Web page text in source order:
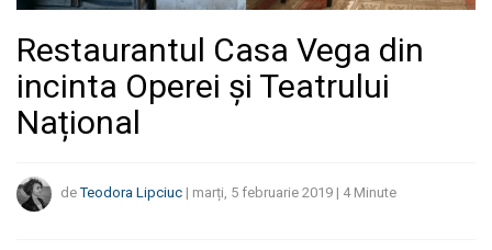
Restaurantul Casa Vega din
incinta Operei și Teatrului
Național
deTeodora Lipciuc | marți, 5 februarie 2019 | 4 Minute